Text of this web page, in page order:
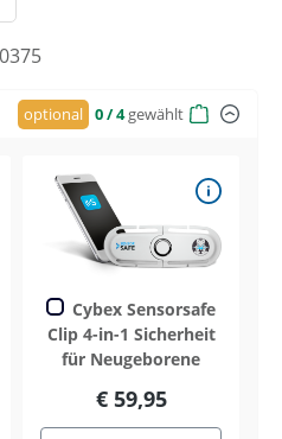
optional 0/ 4gewählt
Cybex Sensorsafe
Clip 4-in-1 Sicherheit
für Neugeborene
€ 59,95